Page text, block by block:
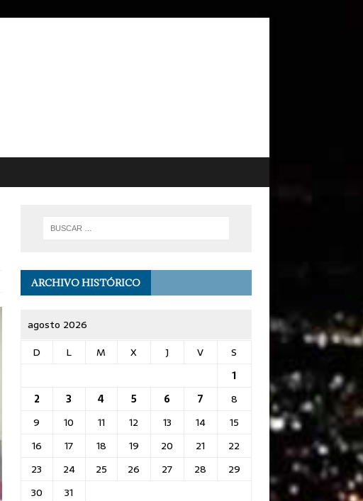
ARCHIVO HISTÓRICO
agosto 2026
D
L M X J V
S
1
2
3 4 5 6 7
8
9
10 11 12 13 14
15
16
17 18 19 20 21
22
23
24 25 26 27 28
29
30
31